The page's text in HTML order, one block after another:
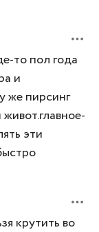
то пол года
и
же пирсинг
эти
крутить во